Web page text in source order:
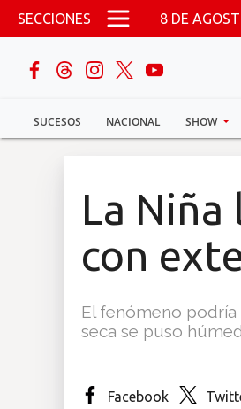
Pasar al contenido principal
SECCIONES 8 DE
SUCESOS NACIONAL SHOW
buscar
Sucesos
La Niña
con
El fenómeno podría
seca se puso
Facebook